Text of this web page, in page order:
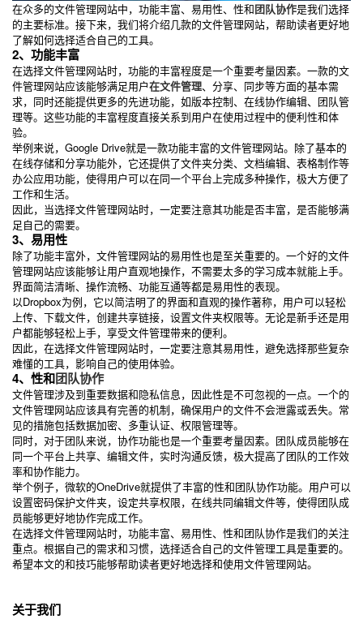
在众多的文件管理网站中，功能丰富、易用性、性和团队协作是我们选择
的主要标准。接下来，我们将介绍几款的文件管理网站，帮助读者更好地
了解如何选择适合自己的工具。
2、功能丰富
在选择文件管理网站时，功能的丰富程度是一个重要考量因素。一款的文
件管理网站应该能够满足用户在文件管理、分享、同步等方面的基本需
求，同时还能提供更多的先进功能，如版本控制、在线协作编辑、团队管
理等。这些功能的丰富程度直接关系到用户在使用过程中的便利性和体
验。
举例来说，Google Drive就是一款功能丰富的文件管理网站。除了基本的
在线存储和分享功能外，它还提供了文件夹分类、文档编辑、表格制作等
办公应用功能，使得用户可以在同一个平台上完成多种操作，极大方便了
工作和生活。
因此，当选择文件管理网站时，一定要注意其功能是否丰富，是否能够满
足自己的需要。
3、易用性
除了功能丰富外，文件管理网站的易用性也是至关重要的。一个好的文件
管理网站应该能够让用户直观地操作，不需要太多的学习成本就能上手。
界面简洁清晰、操作流畅、功能互通等都是易用性的表现。
以Dropbox为例，它以简洁明了的界面和直观的操作著称，用户可以轻松
上传、下载文件，创建共享链接，设置文件夹权限等。无论是新手还是用
户都能够轻松上手，享受文件管理带来的便利。
因此，在选择文件管理网站时，一定要注意其易用性，避免选择那些复杂
难懂的工具，影响自己的使用体验。
4、性和团队协作
文件管理涉及到重要数据和隐私信息，因此性是不可忽视的一点。一个的
文件管理网站应该具有完善的机制，确保用户的文件不会泄露或丢失。常
见的措施包括数据加密、多重认证、权限管理等。
同时，对于团队来说，协作功能也是一个重要考量因素。团队成员能够在
同一个平台上共享、编辑文件，实时沟通反馈，极大提高了团队的工作效
率和协作能力。
举个例子，微软的OneDrive就提供了丰富的性和团队协作功能。用户可以
设置密码保护文件夹，设定共享权限，在线共同编辑文件等，使得团队成
员能够更好地协作完成工作。
在选择文件管理网站时，功能丰富、易用性、性和团队协作是我们的关注
重点。根据自己的需求和习惯，选择适合自己的文件管理工具是重要的。
希望本文的和技巧能够帮助读者更好地选择和使用文件管理网站。
关于我们